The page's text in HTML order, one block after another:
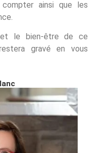
ainsi que les
et le bien-être de ce
gravé en vous